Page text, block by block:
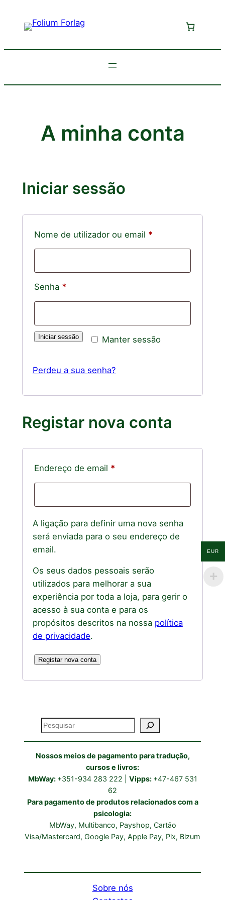
conteúdo
A minha conta
Iniciar sessão
Nome de utilizador ou email *Obrigatório
Senha *Obrigatório
Manter sessão
Iniciar sessão
Perdeu a sua senha?
Registar nova conta
Endereço de email *Obrigatório
A ligação para definir uma nova senha
será enviada para o seu endereço de
email.
Os seus dados pessoais serão
utilizados para melhorar a sua
experiência por toda a loja, para gerir o
acesso à sua conta e para os
propósitos descritos na nossa política
de privacidade.
Registar nova conta
Pesquisar
Nossos meios de pagamento para tradução,
cursos e livros:
MbWay: +351-934 283 222 | Vipps: +47-467 531
62
Para pagamento de produtos relacionados com a
psicologia:
MbWay, Multibanco, Payshop, Cartão
Visa/Mastercard, Google Pay, Apple Pay, Pix, Bizum
Sobre nós
EUR